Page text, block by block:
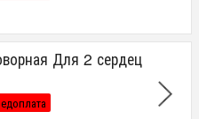
Для 2 сердец